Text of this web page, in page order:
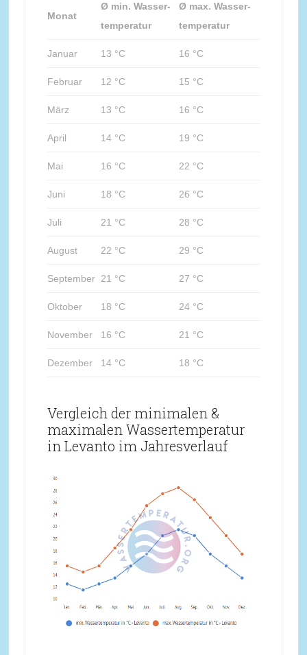
Monat
Ø min. Wasser-
temperatur
Ø max. Wasser-
temperatur
Januar 13 °C 16 °C
Februar 12 °C 15 °C
März 13 °C 16 °C
April 14 °C 19 °C
Mai 16 °C 22 °C
Juni 18 °C 26 °C
Juli 21 °C 28 °C
August 22 °C 29 °C
September 21 °C 27 °C
Oktober 18 °C 24 °C
November 16 °C 21 °C
Dezember 14 °C 18 °C
Vergleich der minimalen &
maximalen Wassertemperatur
in Levanto im Jahresverlauf